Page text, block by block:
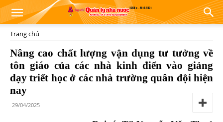
Trang chủ
Nâng cao chất lượng vận dụng tư tưởng về
tôn giáo của các nhà kinh điển vào giảng
dạy triết học ở các nhà trường quân đội hiện
nay
29/04/2025